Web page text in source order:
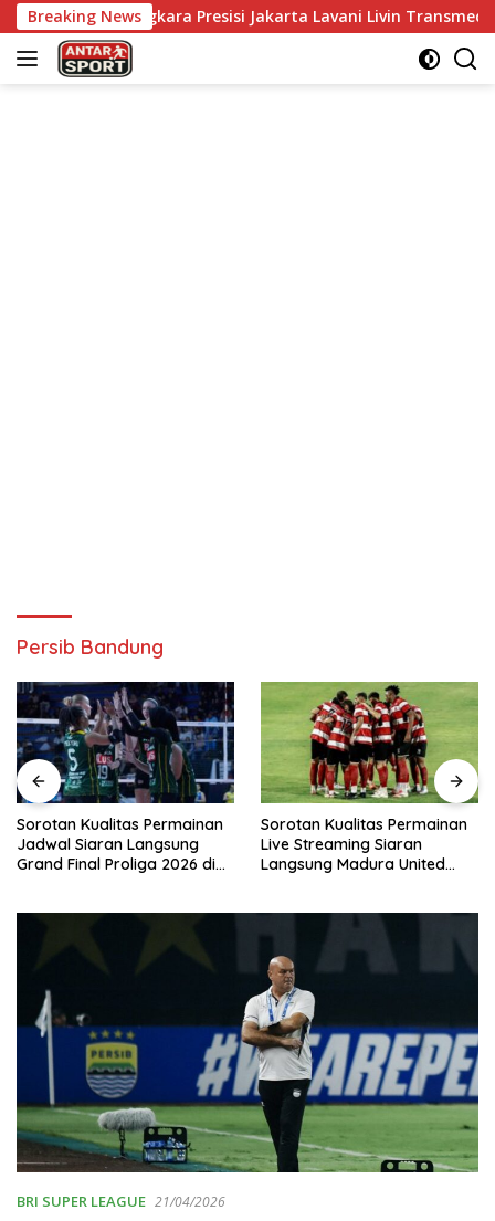
Skip
to
content
Breaking NewsPresisi Jakarta Lavani Livin Transmedia di
Persib Bandung
Sorotan Kualitas Permainan
Jadwal Siaran Langsung
Grand Final Proliga 2026 di
Sorotan Kualitas Permainan
Live Streaming Siaran
Langsung Madura United
BRI SUPER LEAGUE 21/04/2026